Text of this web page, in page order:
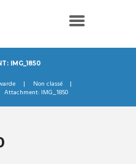
IMG_1850
Non classé
Attachment: IMG_1850